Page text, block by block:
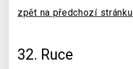
zpět na předchozí stránku
32. Ruce